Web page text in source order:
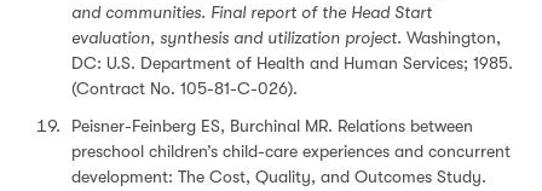
and communities. Final report of the Head Start
evaluation, synthesis and utilization project. Washington,
DC: U.S. Department of Health and Human Services; 1985.
(Contract No. 105-81-C-026).
Peisner-Feinberg ES, Burchinal MR. Relations between
preschool children’s child-care experiences and concurrent
development: The Cost, Quality, and Outcomes Study.